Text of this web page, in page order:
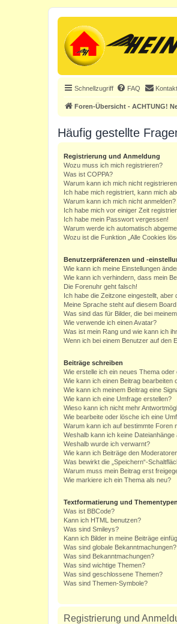
Schnellzugriff FAQ Kontakt
Foren-Übersicht - ACHTUNG!
Häufig gestellte
Registrierung und Anmeldung
Wozu muss ich mich registrieren?
Was ist COPPA?
Warum kann ich mich nicht
Ich habe mich registriert, kann mich
Warum kann ich mich nicht anmelden?
Ich habe mich vor einiger Zeit
Ich habe mein Passwort vergessen!
Warum werde ich automatisch
Wozu ist die Funktion „Alle Cookies
Benutzerpräferenzen und -
Wie kann ich meine Einstellungen
Wie kann ich verhindern, dass mein
Die Forenuhr geht falsch!
Ich habe die Zeitzone eingestellt,
Meine Sprache steht auf diesem
Was sind das für Bilder, die bei
Wie verwende ich einen Avatar?
Was ist mein Rang und wie kann ich
Wenn ich bei einem Benutzer auf den
Beiträge schreiben
Wie erstelle ich ein neues Thema oder
Wie kann ich einen Beitrag bearbeiten
Wie kann ich meinem Beitrag eine
Wie kann ich eine Umfrage erstellen?
Wieso kann ich nicht mehr
Wie bearbeite oder lösche ich eine
Warum kann ich auf bestimmte Foren
Weshalb kann ich keine Dateianhänge
Weshalb wurde ich verwarnt?
Wie kann ich Beiträge den
Was bewirkt die „Speichern“-
Warum muss mein Beitrag erst
Wie markiere ich ein Thema als neu?
Textformatierung und Thementypen
Was ist BBCode?
Kann ich HTML benutzen?
Was sind Smileys?
Kann ich Bilder in meine Beiträge
Was sind globale Bekanntmachungen?
Was sind Bekanntmachungen?
Was sind wichtige Themen?
Was sind geschlossene Themen?
Was sind Themen-Symbole?
Registrierung und